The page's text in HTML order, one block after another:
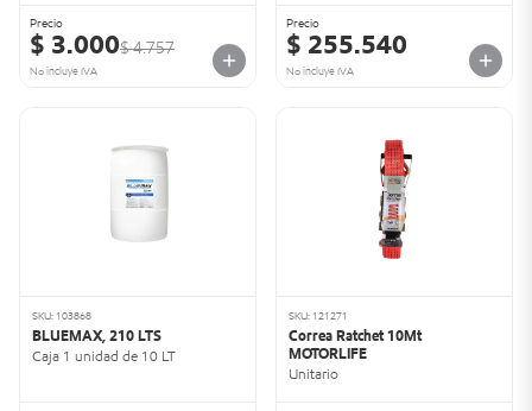
Precio
$ 3.000$ 4.757
No incluye IVA
Precio
$ 255.540
No incluye IVA
SKU: 103868
BLUEMAX, 210 LTS
Caja 1 unidad de 10 LT
SKU: 121271
Correa Ratchet 10Mt
MOTORLIFE
Unitario